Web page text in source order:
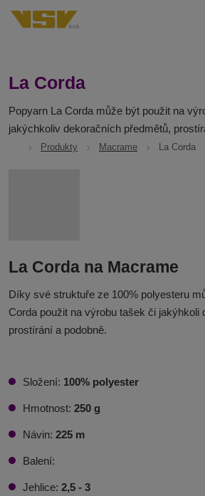
La Corda
Popyarn La Corda může být použit na
jakýchkoliv dekoračních předmětů,
Produkty Macrame La Corda
La Corda na Macrame
Díky své struktuře ze 100% polyesteru
Corda použit na výrobu tašek či jakýhkoli
prostírání a podobně.
Složení: 100% polyester
Hmotnost: 250 g
Návin: 225m
Balení:
Jehlice: 2,5 - 3